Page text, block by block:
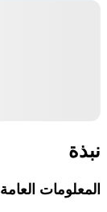
نبذة
المعلومات العامة